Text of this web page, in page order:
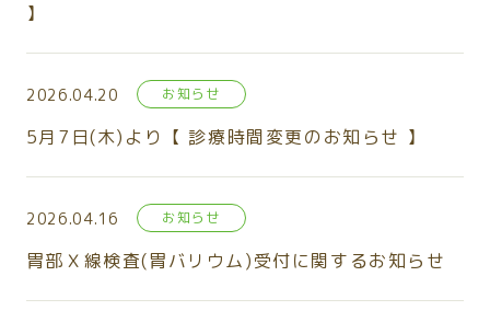
】
2026.04.20 お知らせ
5月7日(木)より【 診療時間変更のお知らせ 】
2026.04.16 お知らせ
胃部Ｘ線検査(胃バリウム)受付に関するお知らせ